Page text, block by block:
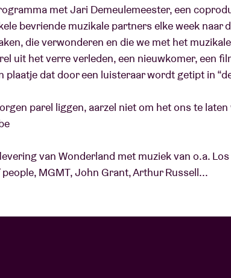
met Jari Demeulemeester, een
bevriende muzikale partners elke week naar
die verwonderen en die we met het
uit het verre verleden, een nieuwkomer, een
plaatje dat door een luisteraar wordt getipt in
parel liggen, aarzel niet om het ons te
van Wonderland met muziek van o.a.
MGMT, John Grant, Arthur Russell...